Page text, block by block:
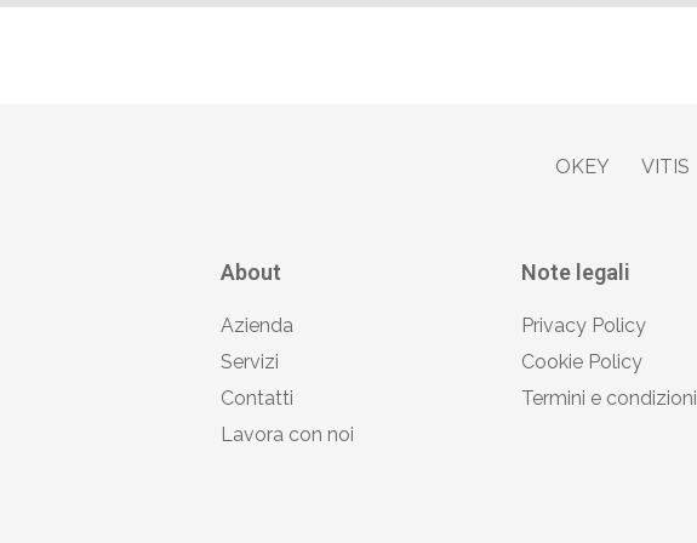
OKEY VITIS
About
Azienda
Servizi
Contatti
Lavora con noi
Note legali
Privacy Policy
Cookie Policy
Termini e condizioni